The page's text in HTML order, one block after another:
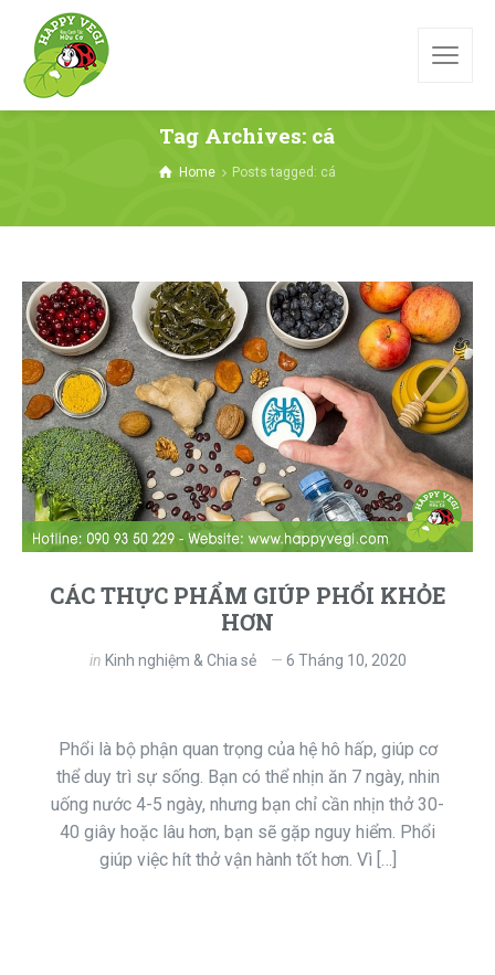
Tag Archives: cá
Home Posts tagged: cá
CÁC THỰC PHẨM GIÚP PHỔI KHỎE
HƠN
in Kinh nghiệm & Chia sẻ 6 Tháng 10, 2020
Phổi là bộ phận quan trọng của hệ hô hấp, giúp cơ
thể duy trì sự sống. Bạn có thể nhịn ăn 7 ngày, nhin
uống nước 4-5 ngày, nhưng bạn chỉ cần nhịn thở 30-
40 giây hoặc lâu hơn, bạn sẽ gặp nguy hiểm. Phổi
giúp việc hít thở vận hành tốt hơn. Vì […]